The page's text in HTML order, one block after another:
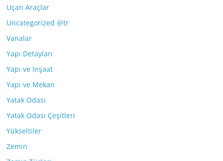
Uçan Araçlar
Uncategorized @tr
Vanalar
Yapı Detayları
Yapı ve İnşaat
Yapı ve Mekan
Yatak Odası
Yatak Odası Çeşitleri
Yükseltiler
Zemin